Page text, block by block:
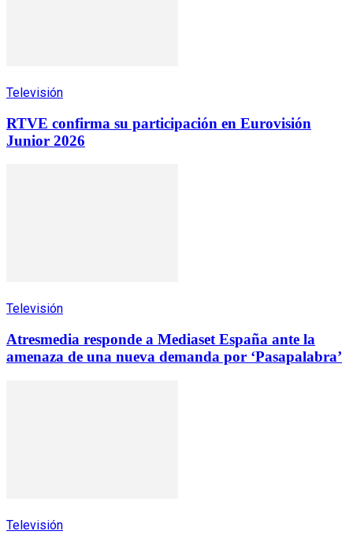
Televisión
RTVE confirma su participación en Eurovisión
Junior 2026
Televisión
Atresmedia responde a Mediaset España ante la
amenaza de una nueva demanda por ‘Pasapalabra’
Televisión